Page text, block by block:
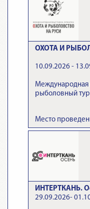
ОХОТА И
10.09.2026 -
Международная
рыболовный
Место
ИНТЕРТКАНЬ.
29.09.2026-